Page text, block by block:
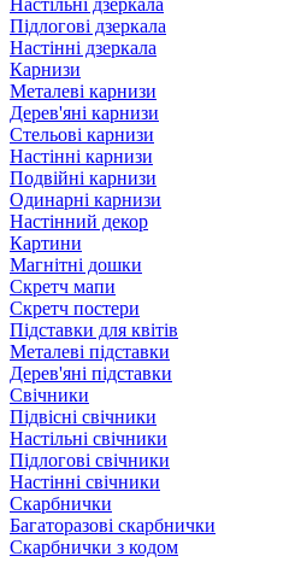
Настільні дзеркала
Підлогові дзеркала
Настінні дзеркала
Карнизи
Металеві карнизи
Дерев'яні карнизи
Стельові карнизи
Настінні карнизи
Подвійні карнизи
Одинарні карнизи
Настінний декор
Картини
Магнітні дошки
Скретч мапи
Скретч постери
Підставки для квітів
Металеві підставки
Дерев'яні підставки
Свічники
Підвісні свічники
Настільні свічники
Підлогові свічники
Настінні свічники
Скарбнички
Багаторазові скарбнички
Скарбнички з кодом